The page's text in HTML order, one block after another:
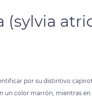
por su distintivo
un color marrón, mientras